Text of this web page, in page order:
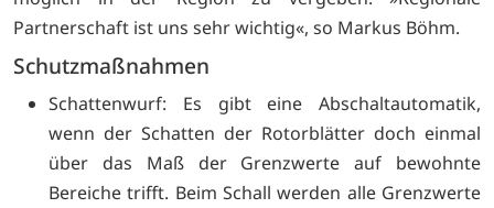
Partnerschaft ist uns sehr wichtig«, so Markus Böhm.
Schutzmaßnahmen
Schattenwurf: Es gibt eine Abschaltautomatik,
wenn der Schatten der Rotorblätter doch einmal
über das Maß der Grenzwerte auf bewohnte
Bereiche trifft. Beim Schall werden alle Grenzwerte